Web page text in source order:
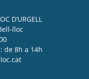
D’URGELL
lloc
de 8h a 14h